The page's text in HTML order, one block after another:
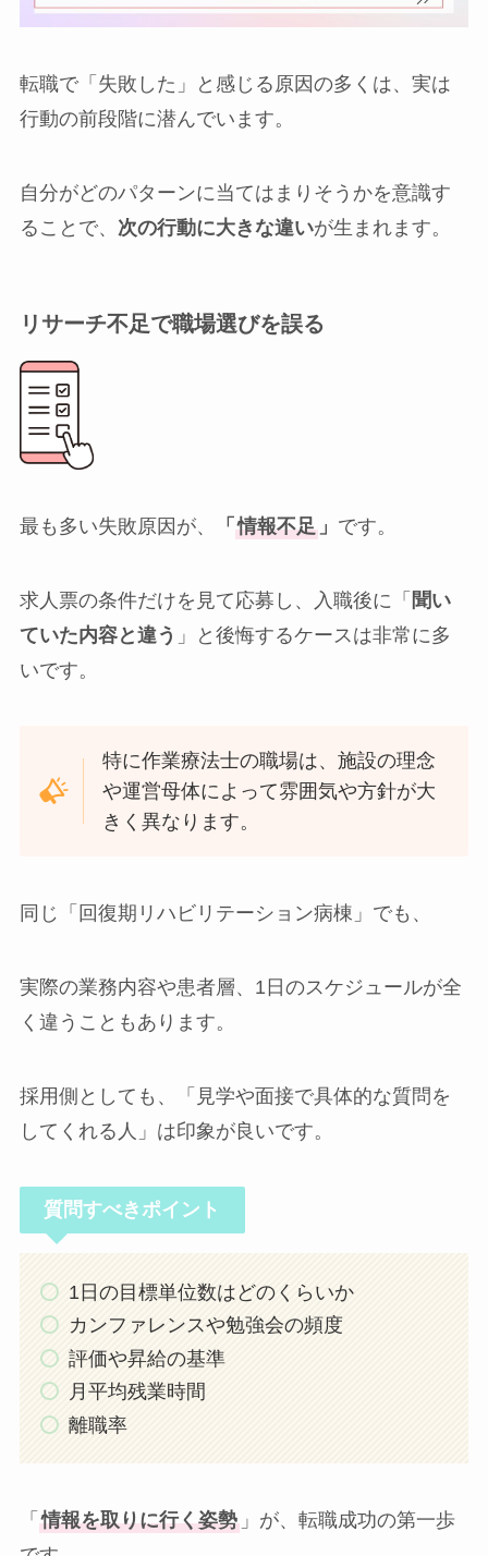
転職で「失敗した」と感じる原因の多くは、実は
行動の前段階に潜んでいます。
自分がどのパターンに当てはまりそうかを意識す
ることで、 次の行動に大きな違いが生まれます。
リサーチ不足で職場選びを誤る
最も多い失敗原因が、 「 情報不足」 です。
求人票の条件だけを見て応募し、入職後に「 聞い
ていた内容と違う 」と後悔するケースは非常に多
いです。
特に作業療法士の職場は、施設の理念
や運営母体によって雰囲気や方針が大
きく異なります。
同じ「回復期リハビリテーション病棟」でも、
実際の業務内容や患者層、1日のスケジュールが全
く違うこともあります。
採用側としても、「見学や面接で具体的な質問を
してくれる人」は印象が良いです。
質問すべきポイント
1日の目標単位数はどのくらいか
カンファレンスや勉強会の頻度
評価や昇給の基準
月平均残業時間
離職率
「 情報を取りに行く姿勢」が、転職成功の第一歩